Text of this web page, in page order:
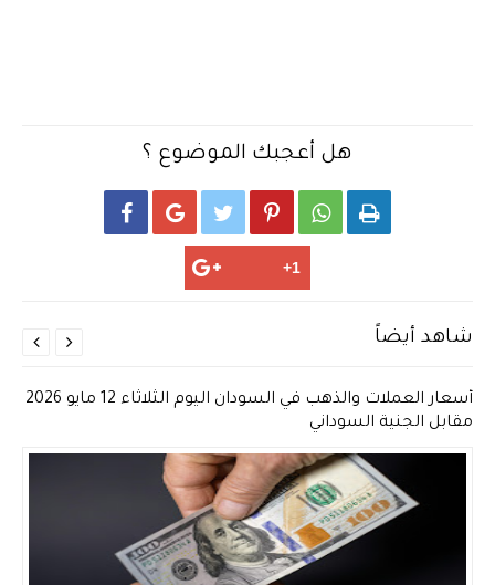
هل أعجبك الموضوع ؟
     
شاهد أيضاً
أسعار العملات والذهب في السودان اليوم الثلاثاء 12 مايو 2026
مقابل الجنية السوداني

